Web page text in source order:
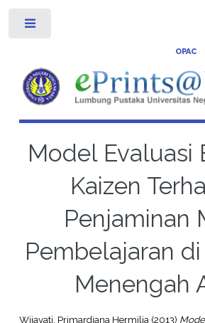
OPAC
Model Evaluasi
Kaizen
Penjaminan
Pembelajaran
Menengah
Wijayati, Primardiana Hermilia(2013)